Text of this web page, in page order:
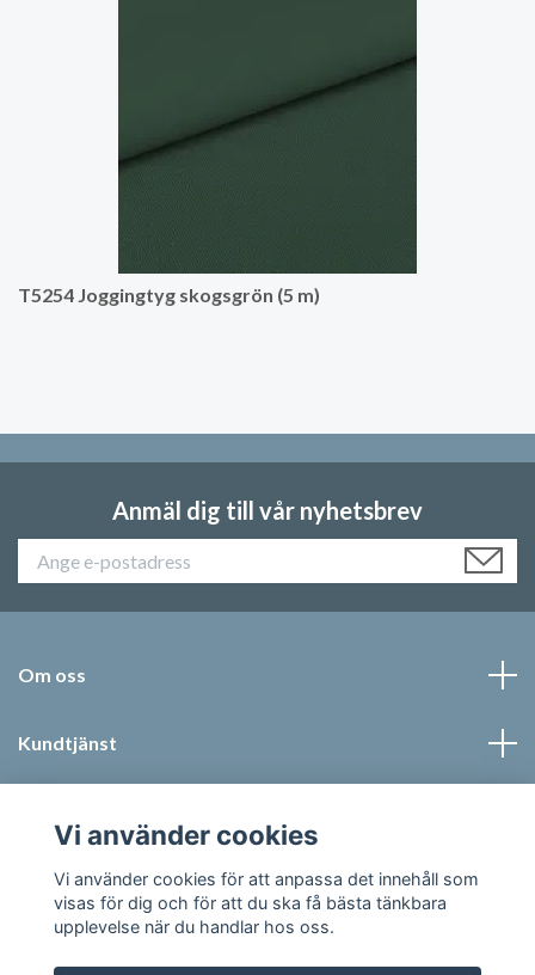
T5254 Joggingtyg skogsgrön (5 m)
Anmäl dig till vår nyhetsbrev
Om oss
Kundtjänst
Sociala medier
Vi använder cookies
Vi använder cookies för att anpassa det innehåll som
visas för dig och för att du ska få bästa tänkbara
upplevelse när du handlar hos oss.